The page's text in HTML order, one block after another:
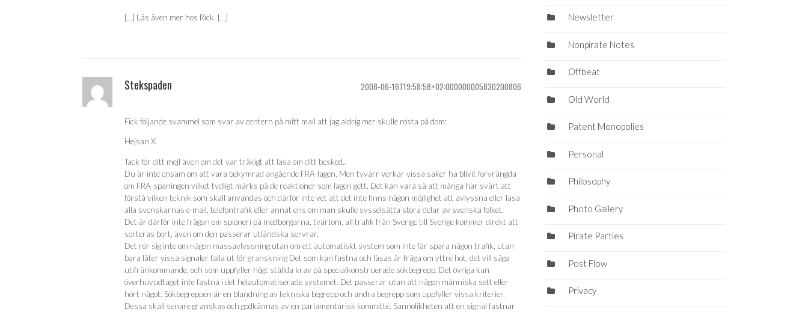
[…] Läs även mer hos Rick. […]
Stekspaden 2008-06-16T19:58:58+02:000000005830200806
Fick följande svammel som svar av centern på mitt mail att jag aldrig mer skulle rösta på dom:
Hejsan X
Tack för ditt mejl även om det var tråkigt att läsa om ditt besked..
Du är inte ensam om att vara bekymrad angående FRA-lagen. Men tyvärr verkar vissa saker ha blivit förvrängda
om FRA-spaningen vilket tydligt märks på de reaktioner som lagen gett. Det kan vara så att många har svårt att
förstå vilken teknik som skall användas och därför inte vet att det inte finns någon möjlighet att avlyssna eller läsa
alla svenskarnas e-mail, telefontrafik eller annat ens om man skulle sysselsätta stora delar av svenska folket.
Det är därför inte frågan om spioneri på medborgarna, tvärtom, all trafik från Sverige till Sverige kommer direkt att
sorteras bort, även om den passerar utländska servrar.
Det rör sig inte om någon massavlyssning utan om ett automatiskt system som inte får spara någon trafik, utan
bara låter vissa signaler falla ut för granskning Det som kan fastna och läsas är fråga om yttre hot, det vill säga
utifrånkommande, och som uppfyller högt ställda krav på specialkonstruerade sökbegrepp. Det övriga kan
överhuvudtaget inte fastna i det helautomatiserade systemet. Det passerar utan att någon människa sett eller
hört något. Sökbegreppen är en blandning av tekniska begrepp och andra begrepp som uppfyller vissa kriterier.
Dessa skall senare granskas och godkännas av en parlamentarisk kommitté. Sannolikheten att en signal fastnar
Newsletter
Nonpirate Notes
Offbeat
Old World
Patent Monopolies
Personal
Philosophy
Photo Gallery
Pirate Parties
Post Flow
Privacy